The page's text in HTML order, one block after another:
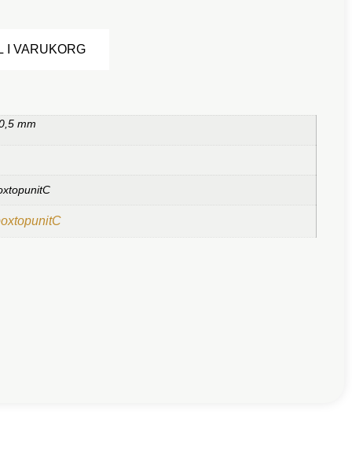
I VARUKORG
mm